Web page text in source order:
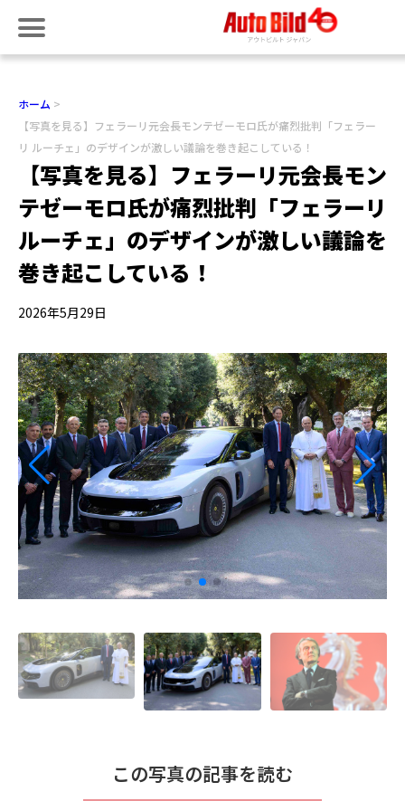
ホーム
【写真を見る】フェラーリ元会長モンテゼーモロ氏が痛烈批判「フェラー
リ ルーチェ」のデザインが激しい議論を巻き起こしている！
【写真を見る】フェラーリ元会長モン
テゼーモロ氏が痛烈批判「フェラーリ
ルーチェ」のデザインが激しい議論を
巻き起こしている！
2026年5月29日
この写真の記事を読む